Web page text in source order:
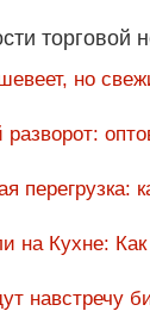
торговой
но
разворот:
перегрузка:
на Кухне:
навстречу